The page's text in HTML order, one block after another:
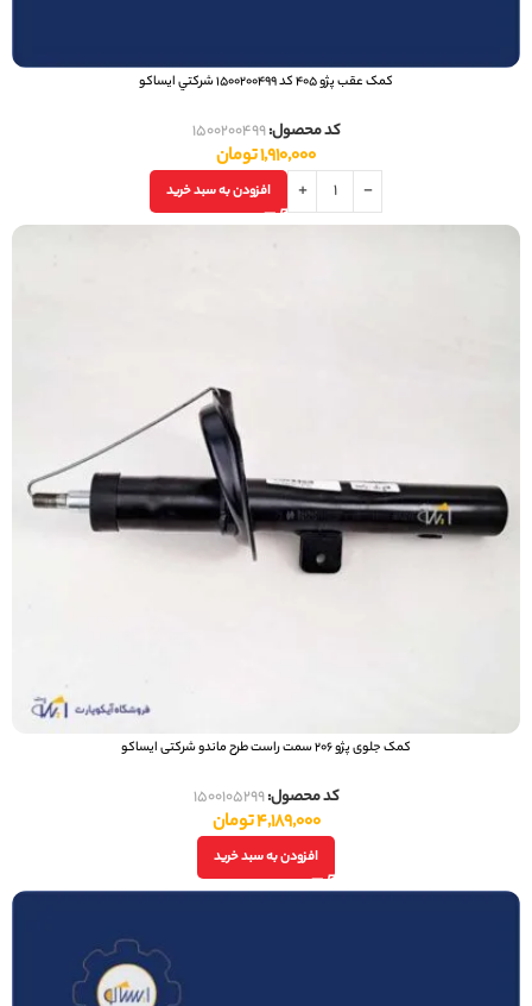
کمک عقب پژو 405 کد 1500200499 شرکتي ایساکو
کد محصول:1500200499
1,910,000تومان
افزودن به سبد خرید
کمک جلوی پژو 206 سمت راست طرح ماندو شرکتی ایساکو
کد محصول:1500105299
4,189,000تومان
افزودن به سبد خرید